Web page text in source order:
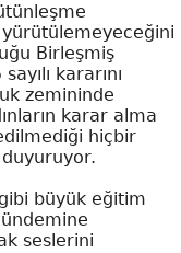
yürütülemeyeceğini
Birleşmiş
kararını
zemininde
karar alma
hiçbir
duyuruyor.
büyük eğitim
seslerini